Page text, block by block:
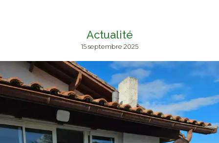
Actualité
15 septembre 2025